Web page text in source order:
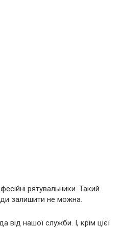
рятувальники. Такий
залишити не можна.
від нашої служби. І, крім цієї